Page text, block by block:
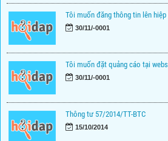
Tôi muốn đăng thông tin lên
30/11/-0001
Tôi muốn đặt quảng cáo tại
30/11/-0001
Thông tư 57/2014/TT-BTC
15/10/2014